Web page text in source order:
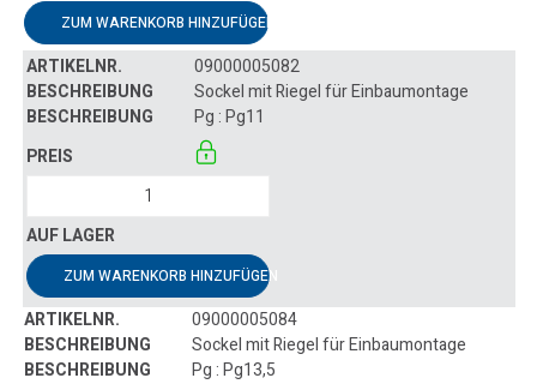
ZUM WARENKORB HINZUFÜGEN
09000005082
Sockel mit Riegel für Einbaumontage
Pg : Pg11
ZUM WARENKORB HINZUFÜGEN
09000005084
Sockel mit Riegel für Einbaumontage
Pg : Pg13,5